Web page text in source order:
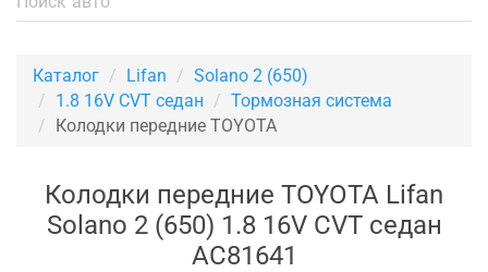
Каталог Lifan
Solano 2 (650)
1.8 16V CVT седан
Тормозная система
Колодки передние TOYOTA
Колодки передние TOYOTA Lifan
Solano 2 (650) 1.8 16V CVT седан
AC81641